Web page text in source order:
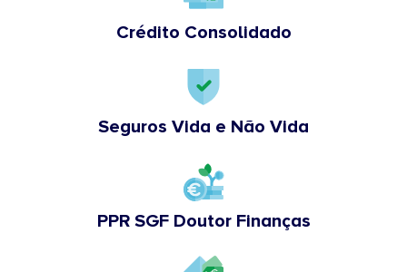
Crédito Consolidado
Seguros Vida e Não Vida
PPR SGF Doutor Finanças